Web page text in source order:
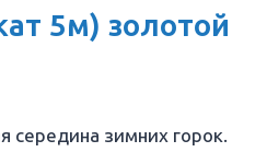
5м) золотой
середина зимних горок.